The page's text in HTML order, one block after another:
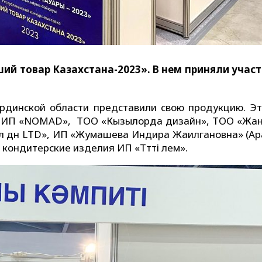
товар Казахстана-2023». В нем приняли
области представили свою продукцию.
ИП «NOMAD», ТОО «Кызылорда дизайн», ТОО
LTD», ИП «Жумашева Индира Жаилгановна»
изделия ИП «Тәтті әлем».